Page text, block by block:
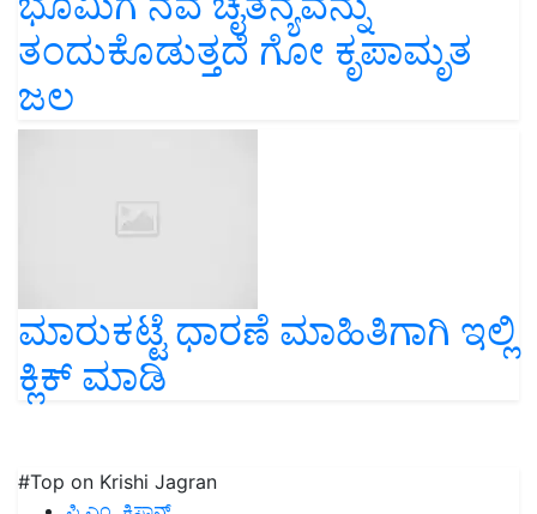
ತಂದುಕೊಡುತ್ತದೆ ಗೋ ಕೃಪಾಮೃತ
ಜಲ
ಮಾರುಕಟ್ಟೆ ಧಾರಣೆ ಮಾಹಿತಿಗಾಗಿ ಇಲ್ಲಿ
ಕ್ಲಿಕ್ ಮಾಡಿ
#Top on Krishi Jagran